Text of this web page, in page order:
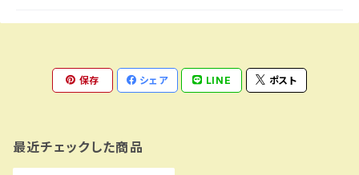
保存 シェア LINE ポスト
最近チェックした商品